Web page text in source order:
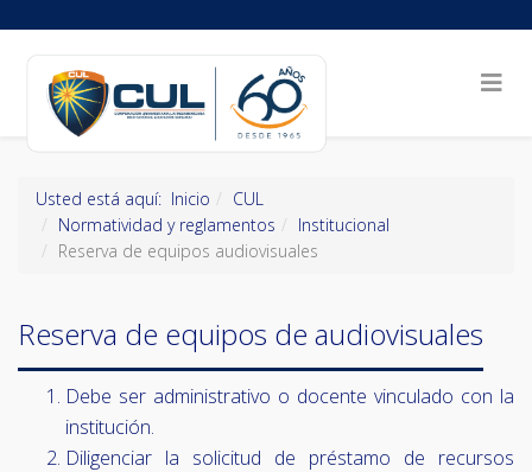
Usted está aquí: Inicio
CUL
Normatividad y reglamentos
Institucional
Reserva de equipos audiovisuales
Reserva de equipos de audiovisuales
Debe ser administrativo o docente vinculado con la
institución.
Diligenciar la solicitud de préstamo de recursos